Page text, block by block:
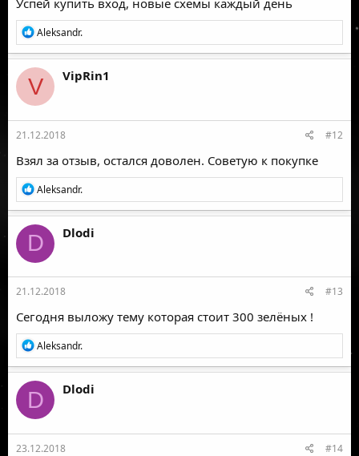
Успей купить вход, новые схемы каждый день
Р
е
а
к
ц
и
и
:
Aleksandr.
V VipRin1
21.12.2018 #12
Взял за отзыв, остался доволен. Советую к покупке
Р
е
а
к
ц
и
и
:
Aleksandr.
D Dlodi
21.12.2018 #13
Сегодня выложу тему которая стоит 300 зелёных !
Р
е
а
к
ц
и
и
:
Aleksandr.
D Dlodi
23.12.2018 #14